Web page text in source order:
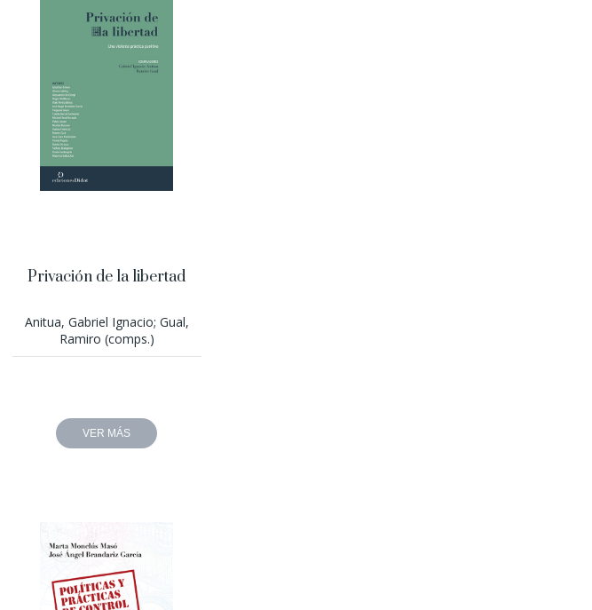
Privación de la libertad
Anitua, Gabriel Ignacio; Gual,
Ramiro (comps.)
VER MÁS